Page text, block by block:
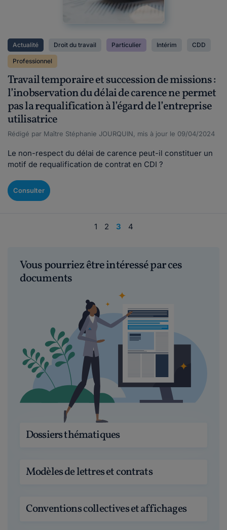
Actualité Droit du travail Particulier Intérim CDD
Professionnel
Travail temporaire et succession de missions :
l’inobservation du délai de carence ne permet
pas la requalification à l’égard de l’entreprise
utilisatrice
Rédigé par Maître Stéphanie JOURQUIN, mis à jour le 09/04/2024
Le non-respect du délai de carence peut-il constituer un
motif de requalification de contrat en CDI ?
Consulter
1 2 3 4
Vous pourriez être intéressé par ces
documents
Dossiers thématiques
Modèles de lettres et contrats
Conventions collectives et affichages